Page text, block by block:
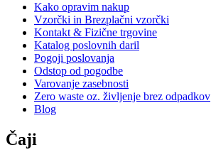
Kako opravim nakup
Vzorčki in Brezplačni vzorčki
Kontakt & Fizične trgovine
Katalog poslovnih daril
Pogoji poslovanja
Odstop od pogodbe
Varovanje zasebnosti
Zero waste oz. življenje brez odpadkov
Blog
Čaji